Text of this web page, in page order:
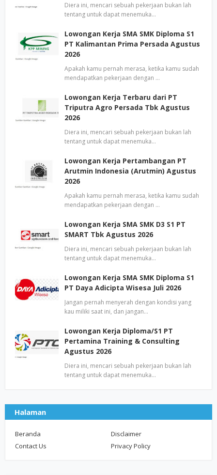
Diera ini, mencari sebuah pekerjaan bukan lah
tentang untuk dapat menemuka…
Lowongan Kerja SMA SMK Diploma S1
PT Kalimantan Prima Persada Agustus
2026
Apakah kamu pernah merasa, ketika kamu sudah
mendapatkan pekerjaan dengan …
Lowongan Kerja Terbaru dari PT
Triputra Agro Persada Tbk Agustus
2026
Diera ini, mencari sebuah pekerjaan bukan lah
tentang untuk dapat menemuka…
Lowongan Kerja Pertambangan PT
Arutmin Indonesia (Arutmin) Agustus
2026
Apakah kamu pernah merasa, ketika kamu sudah
mendapatkan pekerjaan dengan …
Lowongan Kerja SMA SMK D3 S1 PT
SMART Tbk Agustus 2026
Diera ini, mencari sebuah pekerjaan bukan lah
tentang untuk dapat menemuka…
Lowongan Kerja SMA SMK Diploma S1
PT Daya Adicipta Wisesa Juli 2026
Jangan pernah menyerah dengan kondisi yang
kau miliki saat ini, dan jangan…
Lowongan Kerja Diploma/S1 PT
Pertamina Training & Consulting
Agustus 2026
Diera ini, mencari sebuah pekerjaan bukan lah
tentang untuk dapat menemuka…
Halaman
Beranda
Disclaimer
Contact Us
Privacy Policy